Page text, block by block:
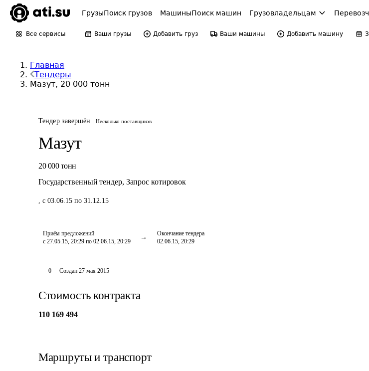
ГрузыПоиск грузов МашиныПоиск машин Грузовладельцам
Все сервисы Ваши грузы Добавить груз Ваши машины Добавить машину
Главная
Тендеры
Мазут, 20 000 тонн
Тендер завершён Несколько поставщиков
Мазут
20 000 тонн
Государственный тендер, Запрос котировок
, с 03.06.15 по 31.12.15
Приём предложений
с 27.05.15, 20:29 по 02.06.15, 20:29
Окончание тендера
02.06.15, 20:29
0 Создан 27 мая 2015
Стоимость контракта
110 169 494
Маршруты и транспорт